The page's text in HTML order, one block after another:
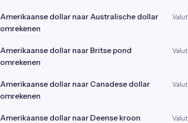
Amerikaanse dollar naar Australische dollar
omrekenen
Amerikaanse dollar naar Britse pond
omrekenen
Amerikaanse dollar naar Canadese dollar
omrekenen
Amerikaanse dollar naar Deense kroon